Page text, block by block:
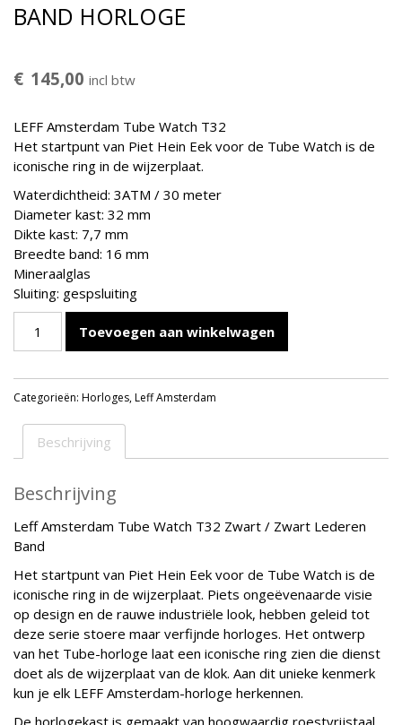
BAND HORLOGE
€ 145,00 incl btw
LEFF Amsterdam Tube Watch T32
Het startpunt van Piet Hein Eek voor de Tube Watch is de
iconische ring in de wijzerplaat.
Waterdichtheid: 3ATM / 30 meter
Diameter kast: 32 mm
Dikte kast: 7,7 mm
Breedte band: 16 mm
Mineraalglas
Sluiting: gespsluiting
Amsterdam
Watch
T32
Zwart
Zwart
Band
Horloge
aantal
Toevoegen aan winkelwagen
Categorieën: Horloges,Leff Amsterdam
Beschrijving
Beschrijving
Leff Amsterdam Tube Watch T32 Zwart / Zwart Lederen
Band
Het startpunt van Piet Hein Eek voor de Tube Watch is de
iconische ring in de wijzerplaat. Piets ongeëvenaarde visie
op design en de rauwe industriële look, hebben geleid tot
deze serie stoere maar verfijnde horloges. Het ontwerp
van het Tube-horloge laat een iconische ring zien die dienst
doet als de wijzerplaat van de klok. Aan dit unieke kenmerk
kun je elk LEFF Amsterdam-horloge herkennen.